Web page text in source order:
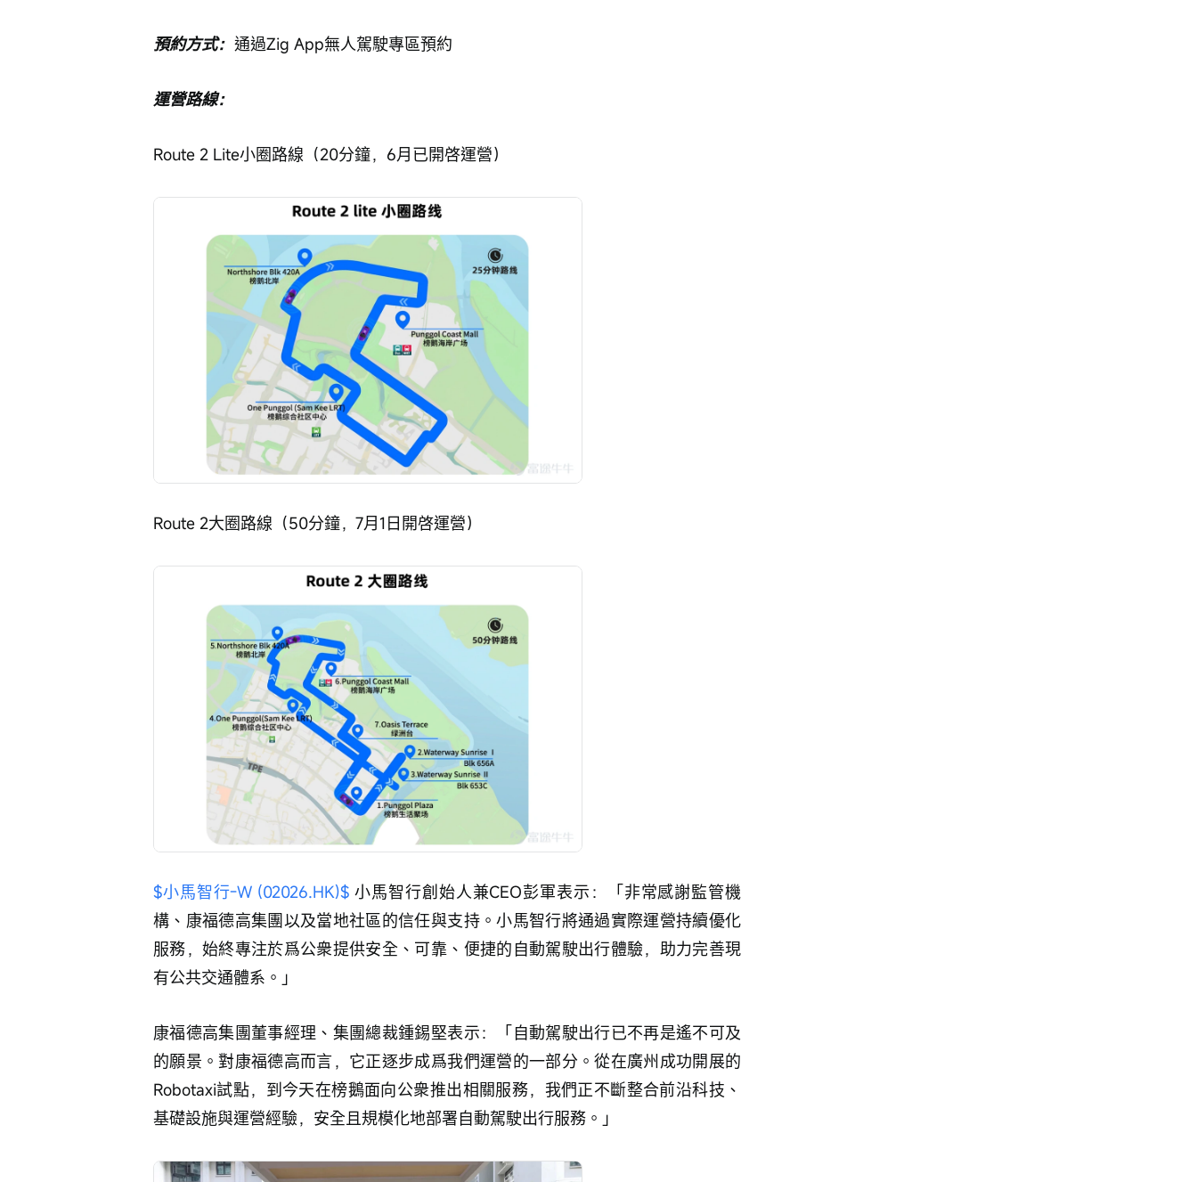
預約方式： 通過Zig App無人駕駛專區預約
運營路線：
Route 2 Lite小圈路線（20分鐘，6月已開啓運營）
Route 2大圈路線（50分鐘，7月1日開啓運營）
$小馬智行-W (02026.HK)$ 小馬智行創始人兼CEO彭軍表示：「非常感謝監管機
構、康福德高集團以及當地社區的信任與支持。小馬智行將通過實際運營持續優化
服務，始終專注於爲公衆提供安全、可靠、便捷的自動駕駛出行體驗，助力完善現
有公共交通體系。」
康福德高集團董事經理、集團總裁鍾錫堅表示：「自動駕駛出行已不再是遙不可及
的願景。對康福德高而言，它正逐步成爲我們運營的一部分。從在廣州成功開展的
Robotaxi試點，到今天在榜鵝面向公衆推出相關服務，我們正不斷整合前沿科技、
基礎設施與運營經驗，安全且規模化地部署自動駕駛出行服務。」